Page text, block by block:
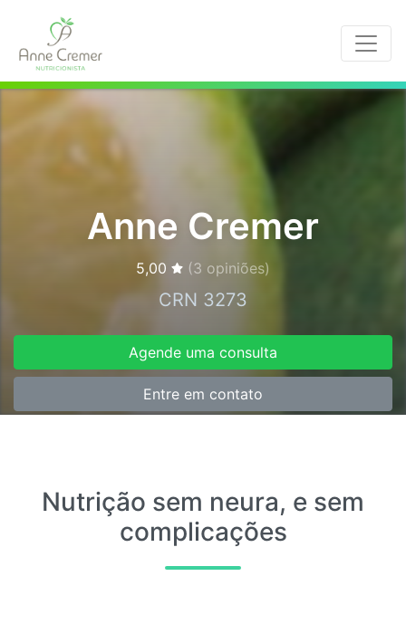
Anne Cremer
5,00 (3 opiniões)
CRN 3273
Agende uma consulta
Entre em contato
Nutrição sem neura, e sem
complicações